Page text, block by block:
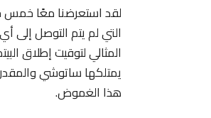
لقد استعرضنا معًا خمس
التي لم يتم التوصل إلى
المثالي لتوقيت إطلاق
يمتلكها ساتوشي
هذا الغموض.